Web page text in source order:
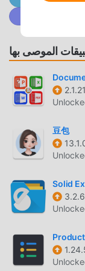
Nice Mind Map
Education, Life,
own mindmap
improve you
themes, theme
Emoji, audio,
summary,
You can set
mindmap topic-
mindmap- Nice
Mind Map has
Mind Map
Text Scan, PDF
support input
mind map style-
support SYNC
👍- Nice Mind
الموصى بها
2.1.21
豆包
Solid
3.2.6